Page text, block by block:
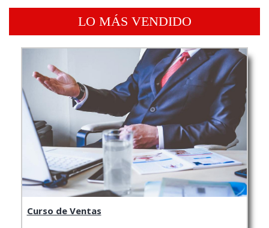
LO MÁS VENDIDO
Curso de Ventas